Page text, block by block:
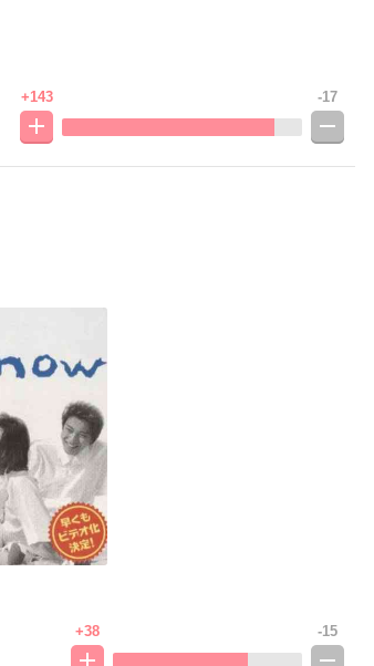
+143 -17
+38 -15